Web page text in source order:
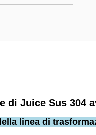
di Juice Sus 304
linea di